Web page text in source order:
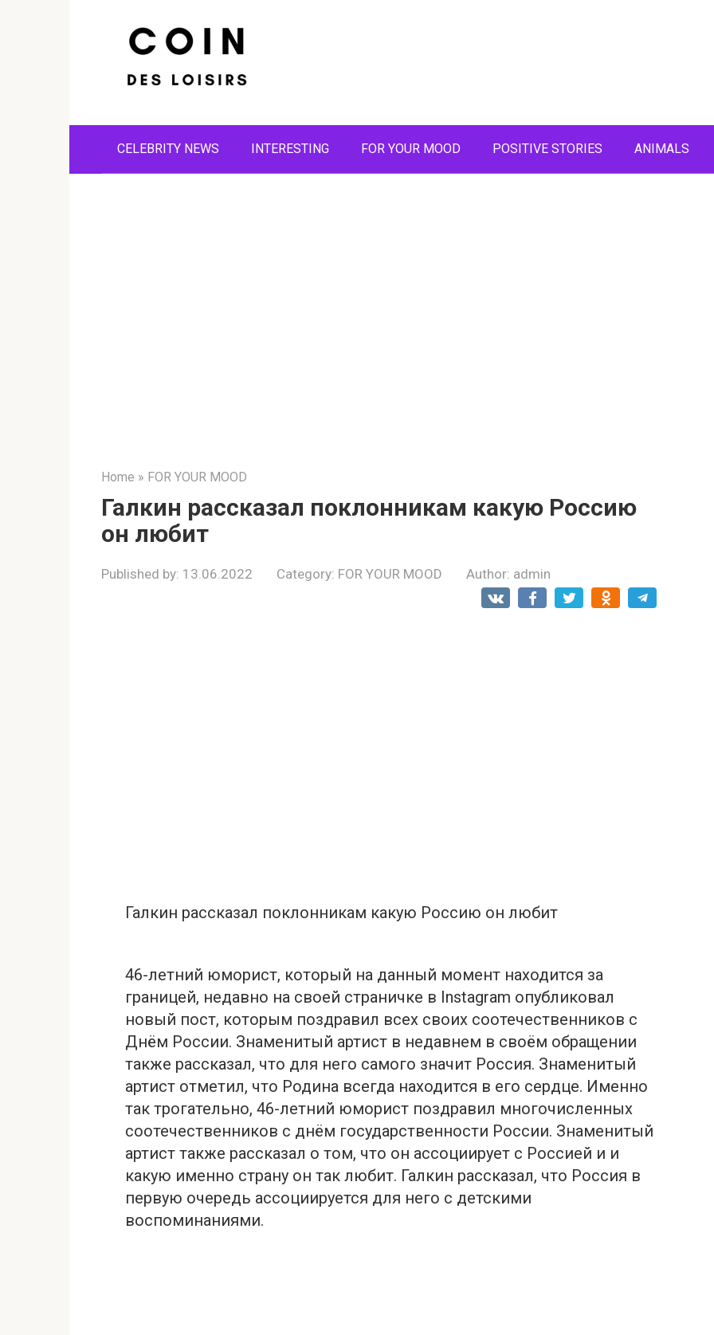
CELEBRITY NEWS INTERESTING FOR YOUR MOOD POSITIVE STORIES ANIMALS
Home » FOR YOUR MOOD
Галкин рассказал поклонникам какую Россию
он любит
Published by: 13.06.2022 Category: FOR YOUR MOOD Author: admin
Галкин рассказал поклонникам какую Россию он любит
46-летний юморист, который на данный момент находится за
границей, недавно на своей страничке в Instagram опубликовал
новый пост, которым поздравил всех своих соотечественников с
Днём России. Знаменитый артист в недавнем в своём обращении
также рассказал, что для него самого значит Россия. Знаменитый
артист отметил, что Родина всегда находится в его сердце. Именно
так трогательно, 46-летний юморист поздравил многочисленных
соотечественников с днём государственности России. Знаменитый
артист также рассказал о том, что он ассоциирует с Россией и и
какую именно страну он так любит. Галкин рассказал, что Россия в
первую очередь ассоциируется для него с детскими
воспоминаниями.